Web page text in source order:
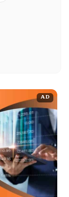
AD